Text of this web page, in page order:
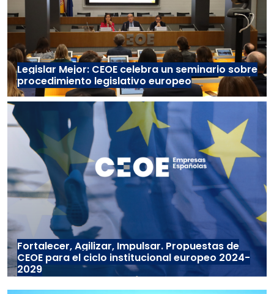
Legislar Mejor: CEOE celebra un seminario sobre
procedimiento legislativo europeo
Fortalecer, Agilizar, Impulsar. Propuestas de
CEOE para el ciclo institucional europeo 2024-
2029